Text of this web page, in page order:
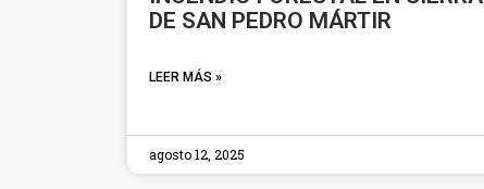
DE SAN PEDRO MÁRTIR
LEER MÁS »
agosto 12, 2025